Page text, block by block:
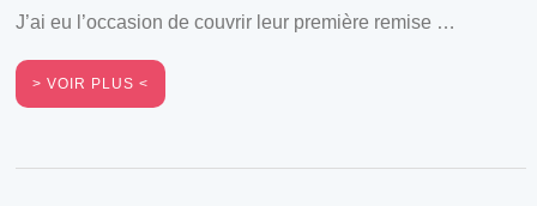
J’ai eu l’occasion de couvrir leur première remise …
VOIR PLUS